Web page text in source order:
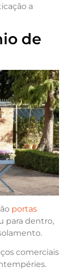
a
de
portas
para dentro,
comerciais